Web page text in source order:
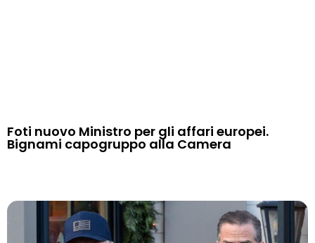
Foti nuovo Ministro per gli affari europei.
Bignami capogruppo alla Camera